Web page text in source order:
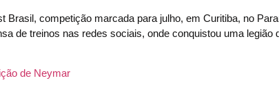
competição marcada para julho, em Curitiba, no
de treinos nas redes sociais, onde conquistou uma legião
de Neymar